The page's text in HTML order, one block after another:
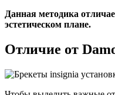
Данная методика
эстетическом плане.
Отличие от